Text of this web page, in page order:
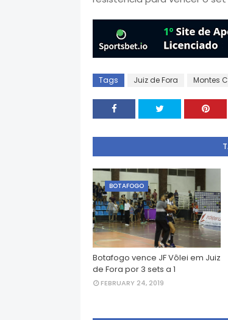
Tags Juiz de Fora Montes
BOTAFOGO
Botafogo vence JF Vôlei em Juiz
de Fora por 3 sets a 1
FEBRUARY 24, 2019